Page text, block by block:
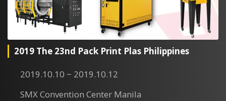
2019 The 23nd Pack Print Plas Philippines
2019.10.10 ~ 2019.10.12
SMX Convention Center Manila